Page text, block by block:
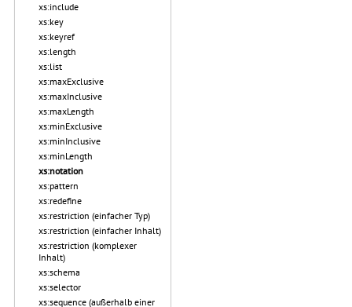
xs:include
xs:key
xs:keyref
xs:length
xs:list
xs:maxExclusive
xs:maxInclusive
xs:maxLength
xs:minExclusive
xs:minInclusive
xs:minLength
xs:notation
xs:pattern
xs:redefine
xs:restriction (einfacher Typ)
xs:restriction (einfacher Inhalt)
xs:restriction (komplexer
Inhalt)
xs:schema
xs:selector
xs:sequence (außerhalb einer